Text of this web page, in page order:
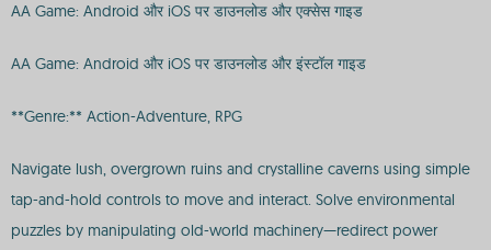
AA Game: Android और iOS पर डाउनलोड और एक्सेस गाइड
AA Game: Android और iOS पर डाउनलोड और इंस्टॉल गाइड
**Genre:** Action-Adventure, RPG
Navigate lush, overgrown ruins and crystalline caverns using simple
tap-and-hold controls to move and interact. Solve environmental
puzzles by manipulating old-world machinery—redirect power